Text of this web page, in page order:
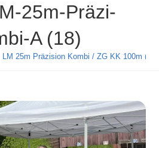
25m-Präzi-
A (18)
LM 25m Präzision Kombi / ZG KK 100m